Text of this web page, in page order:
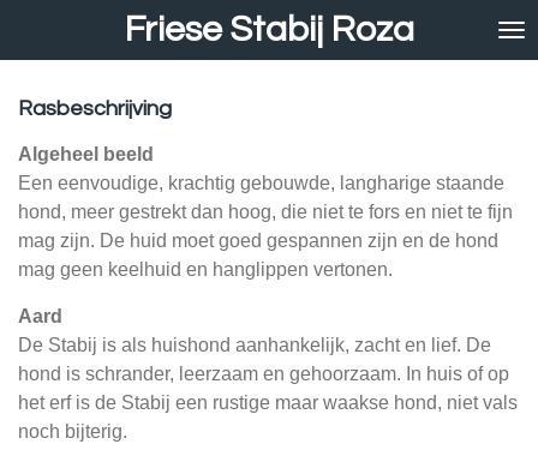
de
Friese Stabij Roza
Rasbeschrijving
Algeheel beeld
Een eenvoudige, krachtig gebouwde, langharige staande
hond, meer gestrekt dan hoog, die niet te fors en niet te fijn
mag zijn. De huid moet goed gespannen zijn en de hond
mag geen keelhuid en hanglippen vertonen.
Aard
De Stabij is als huishond aanhankelijk, zacht en lief. De
hond is schrander, leerzaam en gehoorzaam. In huis of op
het erf is de Stabij een rustige maar waakse hond, niet vals
noch bijterig.